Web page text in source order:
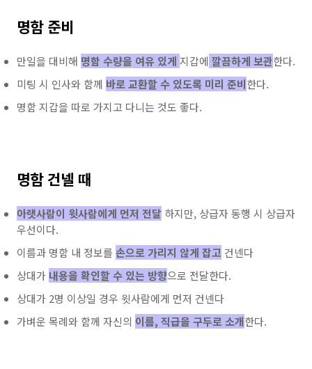
명함 준비
만일을 대비해 명함 수량을 여유 있게 지갑에 깔끔하게 보관한다.
미팅 시 인사와 함께 바로 교환할 수 있도록 미리 준비한다.
명함 지갑을 따로 가지고 다니는 것도 좋다.
명함 건넬 때
아랫사람이 윗사람에게 먼저 전달 하지만, 상급자 동행 시 상급자
우선이다.
이름과 명함 내 정보를 손으로 가리지 않게 잡고 건넨다
상대가 내용을 확인할 수 있는 방향으로 전달한다.
상대가 2명 이상일 경우 윗사람에게 먼저 건넨다
가벼운 목례와 함께 자신의 이름, 직급을 구두로 소개한다.